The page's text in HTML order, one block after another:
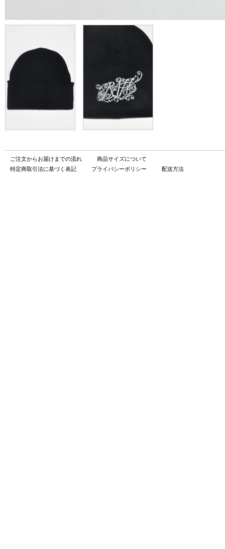
ご注文からお届けまでの流れ
商品サイズについて
特定商取引法に基づく表記
プライバシーポリシー 配送方法